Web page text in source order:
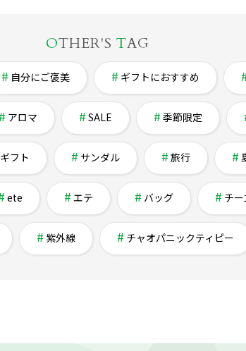
OTHER'S TAG
自分にご褒美 ギフトにおすすめ
アロマ SALE 季節限定
ギフト サンダル 旅行
ete エテ バッグ チー
紫外線 チャオパニックティピー